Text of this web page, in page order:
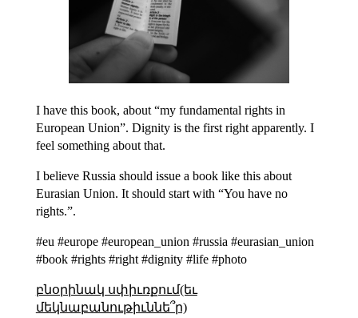
I have this book, about “my fundamental rights in
European Union”. Dignity is the first right apparently. I
feel something about that.
I believe Russia should issue a book like this about
Eurasian Union. It should start with “You have no
rights.”.
#eu #europe #european_union #russia #eurasian_union
#book #rights #right #dignity #life #photo
բնօրինակ սփիւռքում(եւ
մեկնաբանութիւննե՞ր)